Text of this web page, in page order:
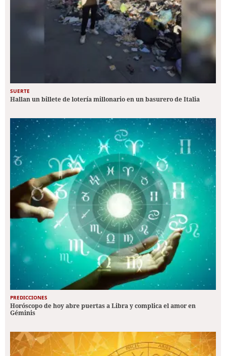
SUERTE
Hallan un billete de lotería millonario en un basurero de Italia
PREDICCIONES
Horóscopo de hoy abre puertas a Libra y complica el amor en
Géminis